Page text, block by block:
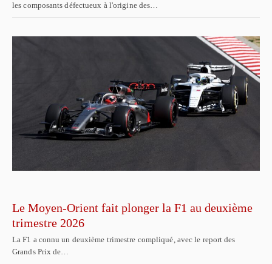
les composants défectueux à l'origine des…
Le Moyen-Orient fait plonger la F1 au deuxième
trimestre 2026
La F1 a connu un deuxième trimestre compliqué, avec le report des
Grands Prix de…